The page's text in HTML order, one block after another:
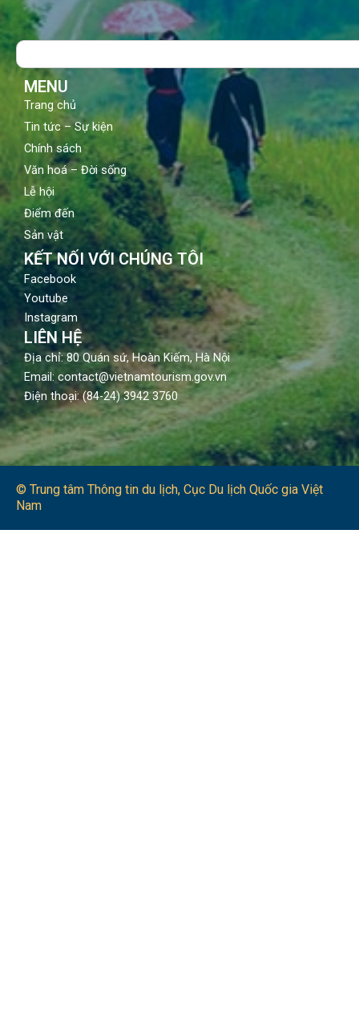
e
b
o
t
u
b
a
g
Search
MENU
Trang chủ
Tin tức – Sự kiện
Chính sách
Văn hoá – Đời sống
Lễ hội
Điểm đến
Sản vật
KẾT NỐI VỚI CHÚNG TÔI
Facebook
Youtube
Instagram
LIÊN HỆ
Địa chỉ: 80 Quán sứ, Hoàn Kiếm, Hà Nội
Email: contact@vietnamtourism.gov.vn
Điện thoại: (84-24) 3942 3760
© Trung tâm Thông tin du lịch​, Cục Du lịch Quốc gia Việt
Nam